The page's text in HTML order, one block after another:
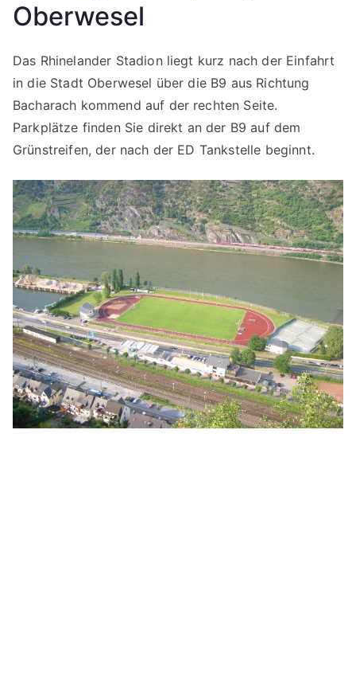
Oberwesel
Das Rhinelander Stadion liegt kurz nach der Einfahrt
in die Stadt Oberwesel über die B9 aus Richtung
Bacharach kommend auf der rechten Seite.
Parkplätze finden Sie direkt an der B9 auf dem
Grünstreifen, der nach der ED Tankstelle beginnt.